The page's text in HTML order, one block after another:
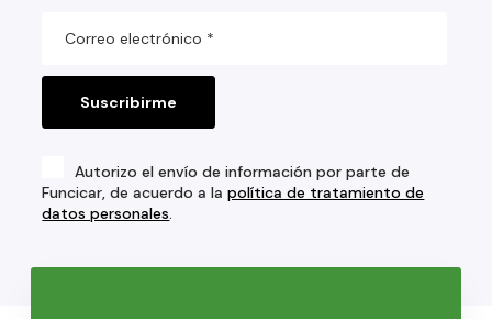
Autorizo el envío de información por parte de
Funcicar, de acuerdo a lapolítica de tratamiento de
datos personales.